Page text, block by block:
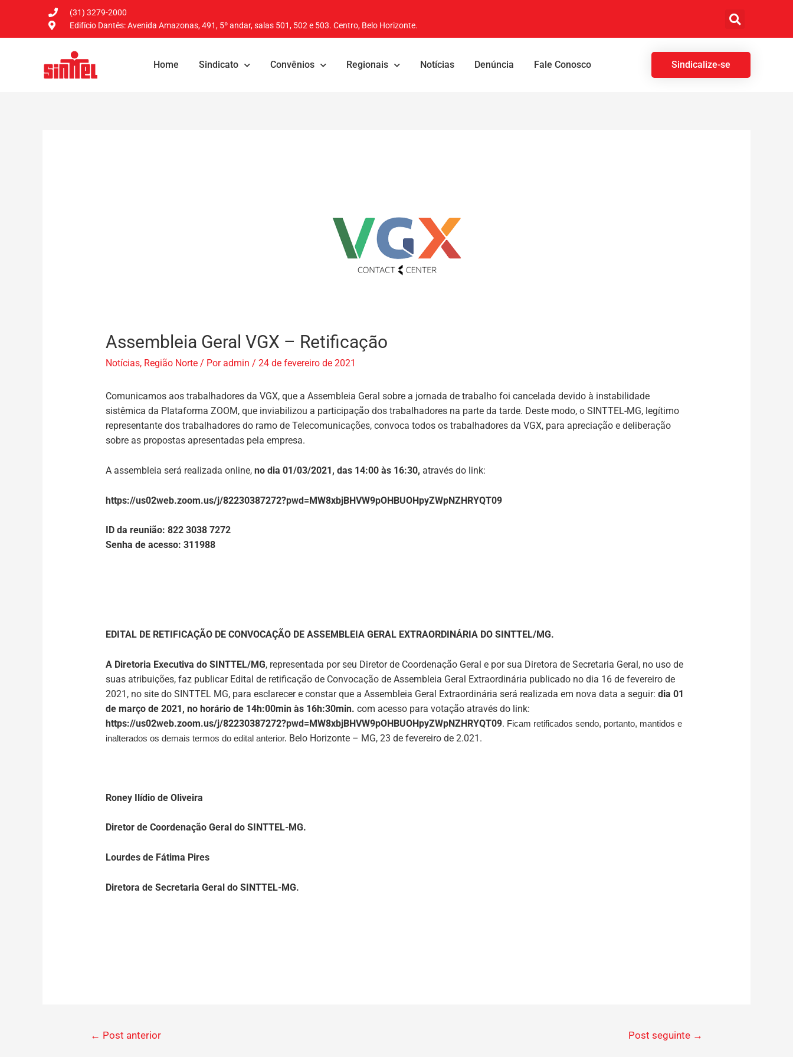
(31) 3279-2000
Edifício Dantês: Avenida Amazonas, 491, 5º andar, salas 501, 502 e 503. Centro, Belo Horizonte.
Home Sindicato Convênios Regionais Notícias Denúncia Fale Conosco Sindicalize-se
Assembleia Geral VGX – Retificação
Notícias, Região Norte/ Poradmin / 24 de fevereiro de 2021
Comunicamos aos trabalhadores da VGX, que a Assembleia Geral sobre a jornada de trabalho foi cancelada devido à instabilidade
sistêmica da Plataforma ZOOM, que inviabilizou a participação dos trabalhadores na parte da tarde. Deste modo, o SINTTEL-MG, legítimo
representante dos trabalhadores do ramo de Telecomunicações, convoca todos os trabalhadores da VGX, para apreciação e deliberação
sobre as propostas apresentadas pela empresa.
A assembleia será realizada online, no dia 01/03/2021, das 14:00 às 16:30, através do link:
https://us02web.zoom.us/j/82230387272?pwd=MW8xbjBHVW9pOHBUOHpyZWpNZHRYQT09
ID da reunião: 822 3038 7272
Senha de acesso: 311988
EDITAL DE RETIFICAÇÃO DE CONVOCAÇÃO DE ASSEMBLEIA GERAL EXTRAORDINÁRIA DOSINTTEL/MG.
A Diretoria Executiva do SINTTEL/MG, representada por seu Diretor de Coordenação Geral e por sua Diretora de Secretaria Geral, no uso de
suas atribuições, faz publicar Edital de retificação de Convocação de Assembleia Geral Extraordinária publicado no dia 16 de fevereiro de
2021, no site do SINTTEL MG, para esclarecer e constar que a Assembleia Geral Extraordinária será realizada em nova data a seguir: dia 01
de março de 2021, no horário de 14h:00min às 16h:30min. com acesso para votação através do link:
https://us02web.zoom.us/j/82230387272?pwd=MW8xbjBHVW9pOHBUOHpyZWpNZHRYQT09. Ficam retificados sendo, portanto, mantidos e
inalterados os demais termos do edital anterior. Belo Horizonte – MG, 23 de fevereiro de 2.021.
Roney Ilídio de Oliveira
Diretor de Coordenação Geral do SINTTEL-MG.
Lourdes de Fátima Pires
Diretora de Secretaria Geral do SINTTEL-MG.
← Post anterior Post seguinte →